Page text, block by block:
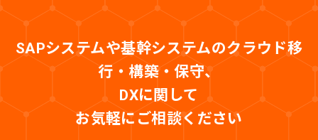
SAPシステムや基幹システムのクラウド移
行・構築・保守、
DXに関して
お気軽にご相談ください